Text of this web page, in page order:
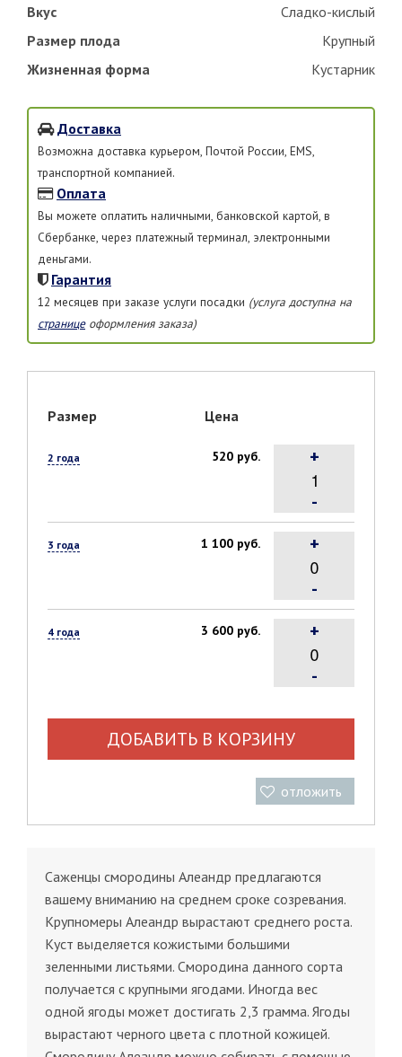
Вкус
Сладко-кислый
Размер плода
Крупный
Жизненная форма
Кустарник
Доставка
Возможна доставка курьером, Почтой России, EMS,
транспортной компанией.
Оплата
Вы можете оплатить наличными, банковской картой, в
Сбербанке, через платежный терминал, электронными
деньгами.
Гарантия
12 месяцев при заказе услуги посадки (услуга доступна на
страницеоформления заказа)
Размер Цена
2 года 520 руб.
-
+
3 года 1 100 руб.
-
+
4 года 3 600 руб.
-
+
ДОБАВИТЬ В КОРЗИНУ
отложить
Саженцы смородины Алеандр предлагаются
вашему вниманию на среднем сроке созревания.
Крупномеры Алеандр вырастают среднего роста.
Куст выделяется кожистыми большими
зеленными листьями. Смородина данного сорта
получается с крупными ягодами. Иногда вес
одной ягоды может достигать 2,3 грамма. Ягоды
вырастают черного цвета с плотной кожицей.